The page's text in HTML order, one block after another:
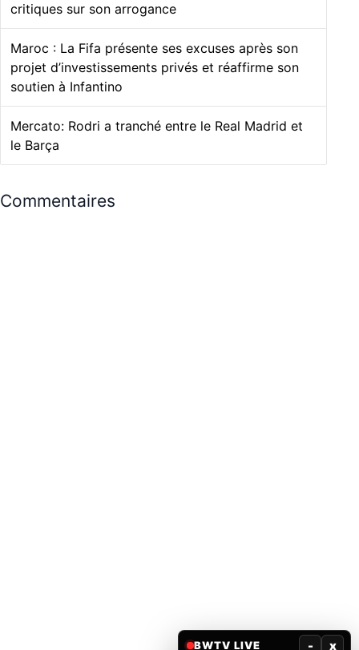
critiques sur son arrogance
Maroc : La Fifa présente ses excuses après son
projet d’investissements privés et réaffirme son
soutien à Infantino
Mercato: Rodri a tranché entre le Real Madrid et
le Barça
Commentaires
BWTV LIVE - x